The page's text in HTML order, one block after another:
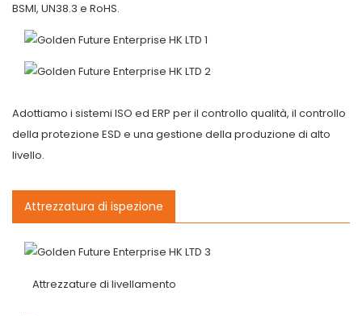
BSMI, UN38.3 e RoHS.
Adottiamo i sistemi ISO ed ERP per il controllo qualità, il controllo
della protezione ESD e una gestione della produzione di alto
livello.
Attrezzatura di ispezione
Attrezzature di livellamento